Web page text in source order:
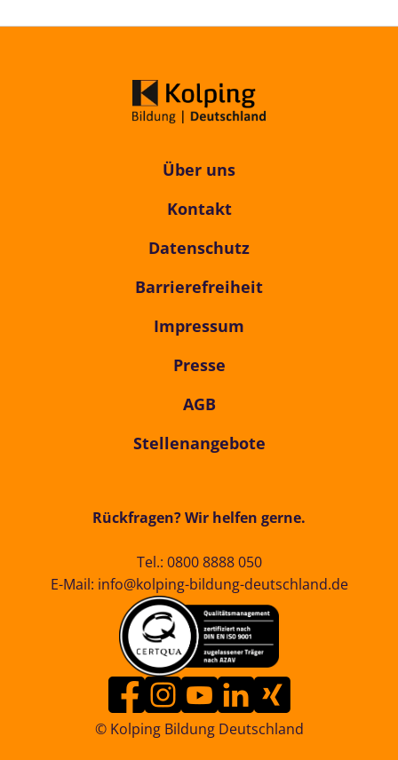
Über uns
Kontakt
Datenschutz
Barrierefreiheit
Impressum
Presse
AGB
Stellenangebote
Rückfragen? Wir helfen gerne.
Tel.: 0800 8888 050
E-Mail: info@kolping-bildung-deutschland.de
© Kolping Bildung Deutschland